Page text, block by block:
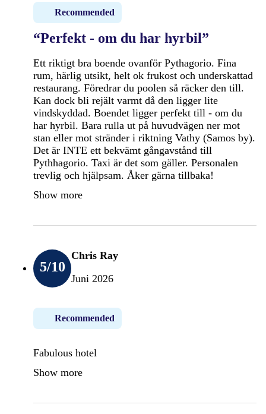
Recommended
“Perfekt - om du har hyrbil”
Ett riktigt bra boende ovanför Pythagorio. Fina
rum, härlig utsikt, helt ok frukost och underskattad
restaurang. Föredrar du poolen så räcker den till.
Kan dock bli rejält varmt då den ligger lite
vindskyddad. Boendet ligger perfekt till - om du
har hyrbil. Bara rulla ut på huvudvägen ner mot
stan eller mot stränder i riktning Vathy (Samos by).
Det är INTE ett bekvämt gångavstånd till
Pythhagorio. Taxi är det som gäller. Personalen
trevlig och hjälpsam. Åker gärna tillbaka!
Show more
5/10
Chris Ray
Juni 2026
Recommended
Fabulous hotel
Show more